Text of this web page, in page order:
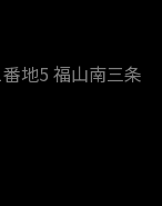
地5 福山南三条